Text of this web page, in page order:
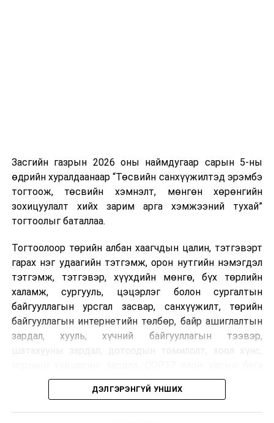
Шинэ хууль Францын зах зээлд үйлчилдэг гадаадын
дуудлагын төвүүдэд нөлөөлөхөөр байна. Тухайлбал,
Мароккогийн дуудлагын төвүүдийн орлогын 80 гаруй
хувь Францын зах зээлээс бүрддэг бөгөөд тус улсын
40–50 мянган ажлын байр эрсдэлд орж болзошгүйг
Засгийн газрын 2026 оны наймдугаар сарын 5-ны
өдрийн хуралдаанаар “Төсвийн санхүүжилтэд эрэмбэ
тогтоож, төсвийн хэмнэлт, мөнгөн хөрөнгийн
зохицуулалт хийх зарим арга хэмжээний тухай”
тогтоолыг баталлаа.
Тогтоолоор төрийн албан хаагчдын цалин, тэтгэвэрт
гарах нэг удаагийн тэтгэмж, орон нутгийн нэмэгдэл
тэтгэмж, тэтгэвэр, хүүхдийн мөнгө, бүх төрлийн
халамж, сургууль, цэцэрлэг болон сургалтын
байгууллагын урсгал засвар, санхүүжилт, төрийн
байгууллагын интернетийн төлбөр, байр ашиглалтын
зардал, хууль, хүчний байгууллагын тээвэр,
хурлын зардал, Засгийн газрын өр, орон нутгийн нөөц
хөрөнгийн санхүүжилтийг хэвийн үргэлжлүүлэхээр
шийдвэрлэжээ.
ДЭЛГЭРЭНГҮЙ УНШИХ